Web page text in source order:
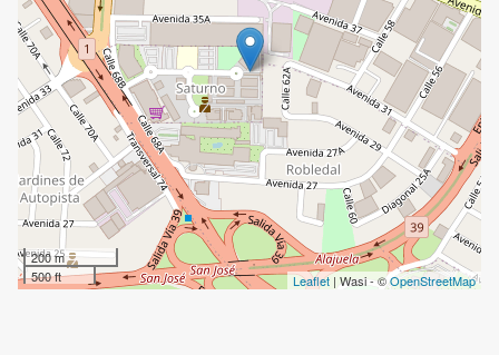
200 m
500 ft
Leaflet| Wasi - ©OpenStreetMap